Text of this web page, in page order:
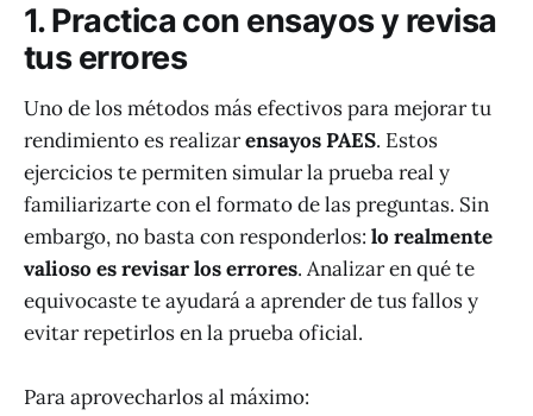
1. Practica con ensayos y revisa
tus errores
Uno de los métodos más efectivos para mejorar tu
rendimiento es realizarensayos PAES. Estos
ejercicios te permiten simular la prueba real y
familiarizarte con el formato de las preguntas. Sin
embargo, no basta con responderlos: lo realmente
valioso es revisar los errores. Analizar en qué te
equivocaste te ayudará a aprender de tus fallos y
evitar repetirlos en la prueba oficial.
Para aprovecharlos al máximo: